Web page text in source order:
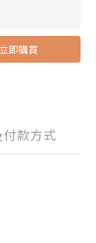
立即購買
款方式